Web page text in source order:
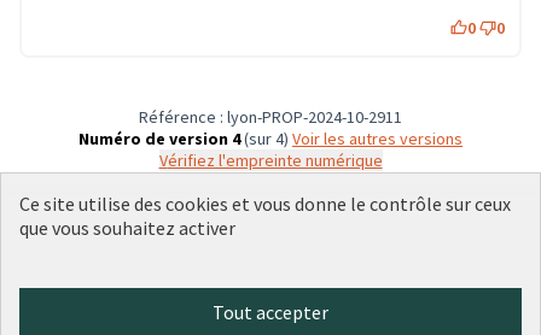
0 0
Référence : lyon-PROP-2024-10-2911
Numéro de version 4(sur 4)
voir les autres versions
Vérifiez l'empreinte numérique
Ce site utilise des cookies et vous donne le contrôle sur ceux
que vous souhaitez activer
Tout accepter